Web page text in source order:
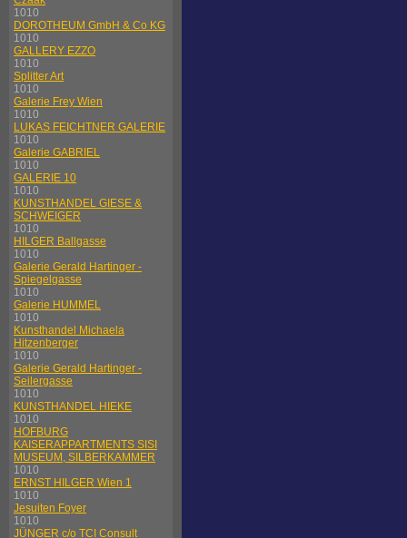
1010
DOROTHEUM GmbH & Co KG
1010
GALLERY EZZO
1010
Splitter Art
1010
Galerie Frey Wien
1010
LUKAS FEICHTNER GALERIE
1010
Galerie GABRIEL
1010
GALERIE 10
1010
KUNSTHANDEL GIESE &
SCHWEIGER
1010
HILGER Ballgasse
1010
Galerie Gerald Hartinger -
Spiegelgasse
1010
Galerie HUMMEL
1010
Kunsthandel Michaela
Hitzenberger
1010
Galerie Gerald Hartinger -
Seilergasse
1010
KUNSTHANDEL HIEKE
1010
HOFBURG
KAISERAPPARTMENTS SISI
MUSEUM, SILBERKAMMER
1010
ERNST HILGER Wien 1
1010
Jesuiten Foyer
1010
JÜNGER c/o TCI Consult